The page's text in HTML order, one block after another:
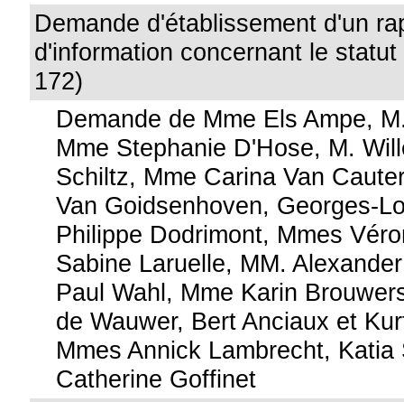
Demande d'établissement d'un
d'information concernant le
172)
Demande de Mme Els Ampe,
Mme Stephanie D'Hose, M.
Schiltz, Mme Carina Van
Van Goidsenhoven, Georges-
Philippe Dodrimont, Mmes
Sabine Laruelle, MM.
Paul Wahl, Mme Karin
de Wauwer, Bert Anciaux et
Mmes Annick Lambrecht, Katia
Catherine Goffinet